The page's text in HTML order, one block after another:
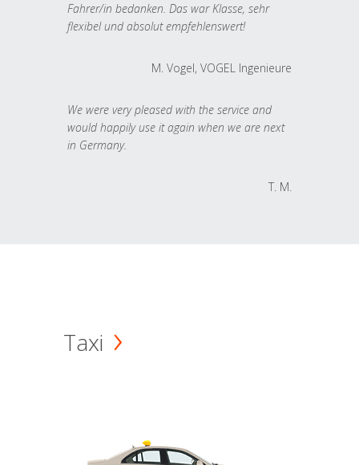
Fahrer/in bedanken. Das war Klasse, sehr
flexibel und absolut empfehlenswert!
M. Vogel, VOGEL Ingenieure
We were very pleased with the service and
would happily use it again when we are next
in Germany.
T. M.
Taxi